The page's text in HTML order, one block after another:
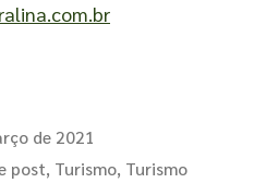
de 2021
post, Turismo, Turismo